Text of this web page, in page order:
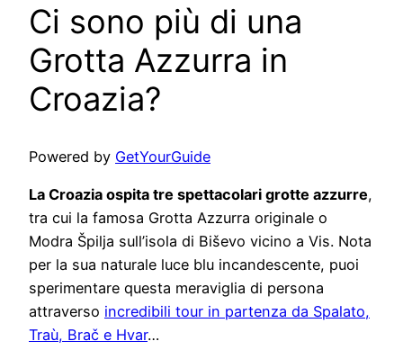
Ci sono più di una
Grotta Azzurra in
Croazia?
Powered by GetYourGuide
La Croazia ospita tre spettacolari grotte azzurre,
tra cui la famosa Grotta Azzurra originale o
Modra Špilja sull’isola di Biševo vicino a Vis. Nota
per la sua naturale luce blu incandescente, puoi
sperimentare questa meraviglia di persona
attraverso incredibili tour in partenza da Spalato,
Traù, Brač e Hvar…